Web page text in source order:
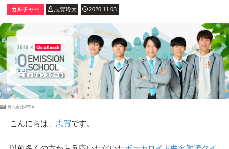
カルチャー 志賀玲太 2020.11.03
PR 株式会社JERA
こんにちは、 志賀です。